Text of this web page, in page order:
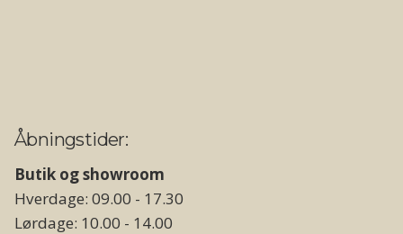
Åbningstider:
Butik og showroom
Hverdage: 09.00 - 17.30
Lørdage: 10.00 - 14.00